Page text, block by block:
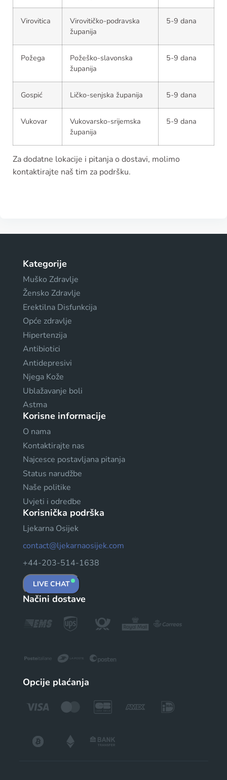
Virovitica
Virovitičko-podravska
županija
5-9 dana
Požega
Požeško-slavonska
županija
5-9 dana
Gospić Ličko-senjska županija 5-9 dana
Vukovar
Vukovarsko-srijemska
županija
5-9 dana
Za dodatne lokacije i pitanja o dostavi, molimo
kontaktirajte naš tim za podršku.
Kategorije
Muško Zdravlje
Žensko Zdravlje
Erektilna Disfunkcija
Opće zdravlje
Hipertenzija
Antibiotici
Antidepresivi
Njega Kože
Ublažavanje boli
Astma
Korisne informacije
O nama
Kontaktirajte nas
Najcesce postavljana pitanja
Status narudžbe
Naše politike
Uvjeti i odredbe
Korisnička podrška
Ljekarna Osijek
contact@ljekarnaosijek.com
+44-203-514-1638
LIVE CHAT
Načini dostave
Opcije plaćanja